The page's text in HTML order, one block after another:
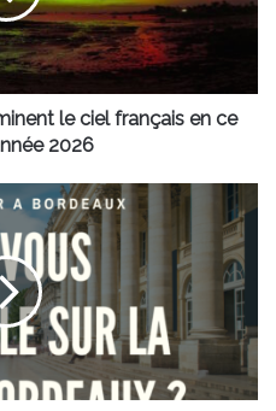
le ciel français en ce
2026